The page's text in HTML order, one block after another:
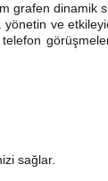
grafen
ve
sağlar.